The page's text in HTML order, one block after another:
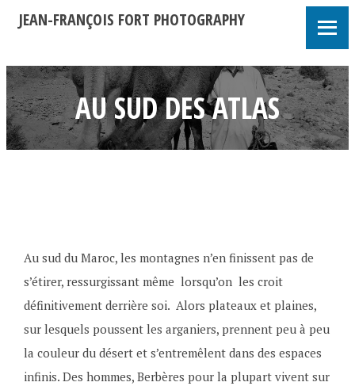
JEAN-FRANÇOIS FORT PHOTOGRAPHY
AU SUD DES ATLAS
Au sud du Maroc, les montagnes n’en finissent pas de
s’étirer, ressurgissant même lorsqu’on les croit
définitivement derrière soi. Alors plateaux et plaines,
sur lesquels poussent les arganiers, prennent peu à peu
la couleur du désert et s’entremêlent dans des espaces
infinis. Des hommes, Berbères pour la plupart vivent sur